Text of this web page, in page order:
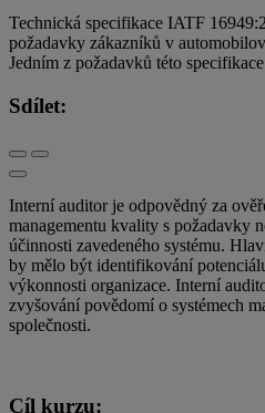
Technická specifikace IATF
požadavky zákazníků v
Jedním z požadavků této
Sdílet:
Interní auditor je odpovědný za
managementu kvality s požadavky
účinnosti zavedeného systému.
by mělo být identifikování
výkonnosti organizace. Interní
zvyšování povědomí o systémech
společnosti.
Cíl kurzu: